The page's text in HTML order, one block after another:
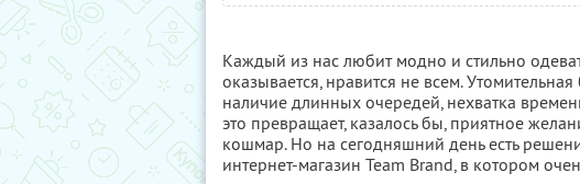
Каждый из нас любит модно и стильно
оказывается, нравится не всем.
наличие длинных очередей, нехватка
это превращает, казалось бы, приятное
кошмар. Но на сегодняшний день есть
интернет-магазин Team Brand, в котором